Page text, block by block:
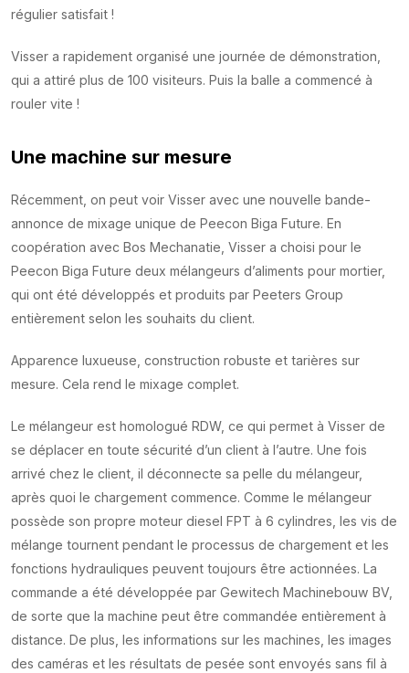
régulier satisfait !
Visser a rapidement organisé une journée de démonstration,
qui a attiré plus de 100 visiteurs. Puis la balle a commencé à
rouler vite !
Une machine sur mesure
Récemment, on peut voir Visser avec une nouvelle bande-
annonce de mixage unique de Peecon Biga Future. En
coopération avec Bos Mechanatie, Visser a choisi pour le
Peecon Biga Future deux mélangeurs d’aliments pour mortier,
qui ont été développés et produits par Peeters Group
entièrement selon les souhaits du client.
Apparence luxueuse, construction robuste et tarières sur
mesure. Cela rend le mixage complet.
Le mélangeur est homologué RDW, ce qui permet à Visser de
se déplacer en toute sécurité d’un client à l’autre. Une fois
arrivé chez le client, il déconnecte sa pelle du mélangeur,
après quoi le chargement commence. Comme le mélangeur
possède son propre moteur diesel FPT à 6 cylindres, les vis de
mélange tournent pendant le processus de chargement et les
fonctions hydrauliques peuvent toujours être actionnées. La
commande a été développée par Gewitech Machinebouw BV,
de sorte que la machine peut être commandée entièrement à
distance. De plus, les informations sur les machines, les images
des caméras et les résultats de pesée sont envoyés sans fil à